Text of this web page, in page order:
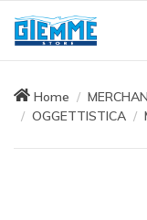
Home
OGGETTISTICA